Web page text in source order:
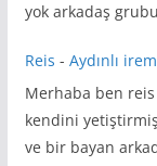
yok arkadaş
Reis - Aydınlı
Merhaba ben
kendini
ve bir bayan